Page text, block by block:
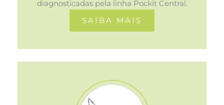
diagnosticadas pela linha Pockit Central.
SAIBA MAIS